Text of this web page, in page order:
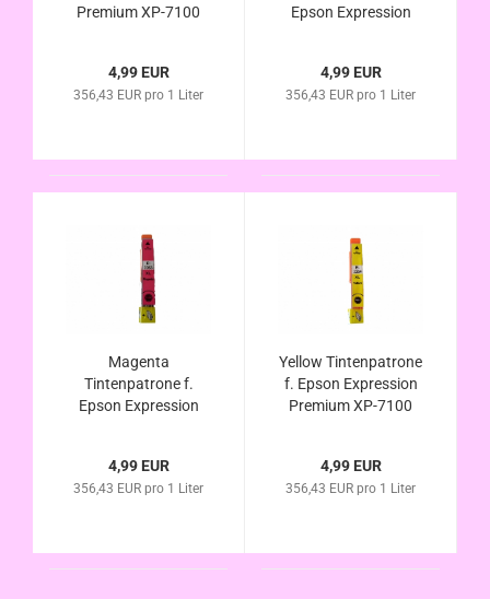
Premium XP-7100
Orangen Tinten Serie
4,99 EUR
356,43 EUR pro 1 Liter
Epson Expression
T3341 T3361
Orangen Tinten Serie
4,99 EUR
356,43 EUR pro 1 Liter
Magenta
Tintenpatrone f.
Epson Expression
T3343 T3363
Orangen Tinten Serie
4,99 EUR
356,43 EUR pro 1 Liter
Yellow Tintenpatrone
f. Epson Expression
Premium XP-7100
Orangen Tinten Serie
4,99 EUR
356,43 EUR pro 1 Liter